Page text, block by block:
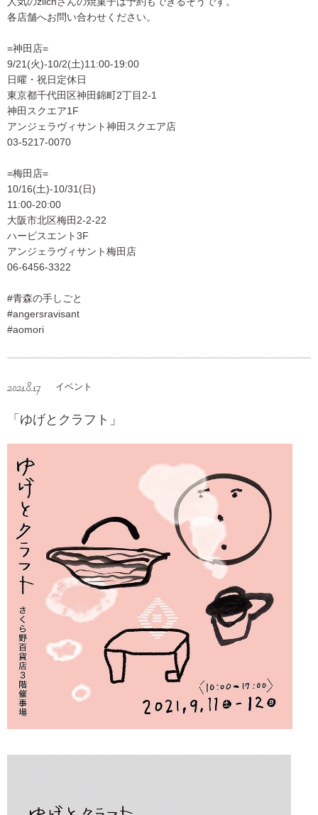
各店舗へお問い合わせください。
=神田店=
9/21(火)-10/2(土)11:00-19:00
日曜・祝日定休日
東京都千代田区神田錦町2丁目2-1
神田スクエア1F
アンジェラヴィサント神田スクエア店
03-5217-0070
=梅田店=
10/16(土)-10/31(日)
11:00-20:00
大阪市北区梅田2-2-22
ハービスエント3F
アンジェラヴィサント梅田店
06-6456-3322
#青森の手しごと
#angersravisant
#aomori
2021.8.17 イベント
「ゆげとクラフト」